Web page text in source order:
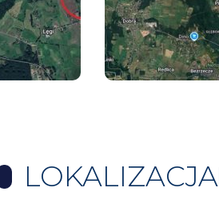
LOKALIZACJA